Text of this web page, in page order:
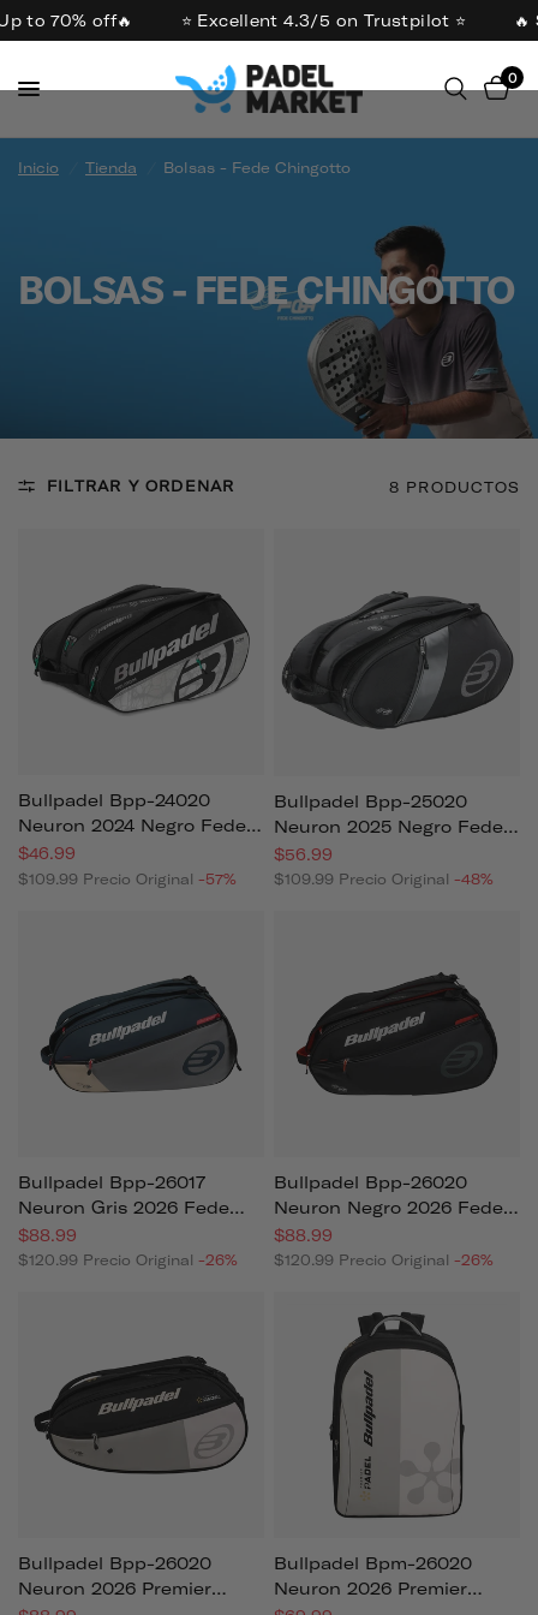
to 70% off🔥 ⭐ Excellent 4.3/5 on Trustpilot ⭐ 🔥
0
Inicio Tienda Bolsas - Fede Chingotto
BOLSAS - FEDE CHINGOTTO
FILTRAR Y ORDENAR 8 PRODUCTOS
Bullpadel Bpp-24020
Neuron 2024 Negro Fede
Chingotto (paletero)
$46.99
$109.99 Precio Original -57%
Bullpadel Bpp-25020
Neuron 2025 Negro Fede
Chingotto (paletero)
$56.99
$109.99 Precio Original -48%
Bullpadel Bpp-26017
Neuron Gris 2026 Fede
Chingotto (paletero)
$88.99
$120.99 Precio Original -26%
Bullpadel Bpp-26020
Neuron Negro 2026 Fede
Chingotto (paletero)
$88.99
$120.99 Precio Original -26%
Bullpadel Bpp-26020
Neuron 2026 Premier
Bullpadel Bpm-26020
Neuron 2026 Premier